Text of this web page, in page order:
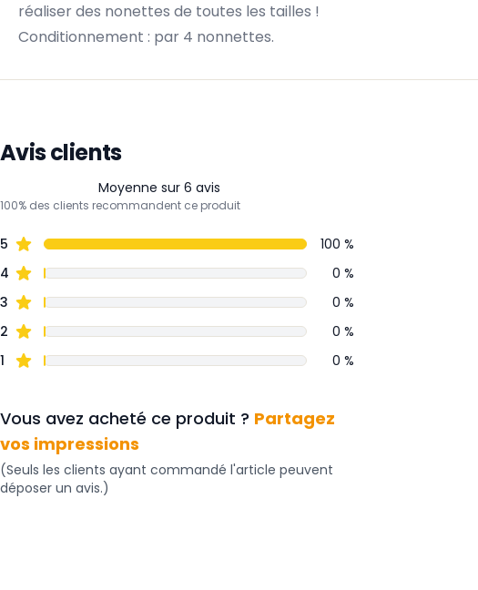
réaliser des nonettes de toutes les tailles !
Conditionnement : par 4 nonnettes.
Avis clients
Moyenne sur 6 avis
100% des clients recommandent ce produit
5
100 %
4
0 %
3
0 %
2
0 %
1
0 %
Vous avez acheté ce produit ? Partagez
vos impressions
(Seuls les clients ayant commandé l'article peuvent
déposer un avis.)